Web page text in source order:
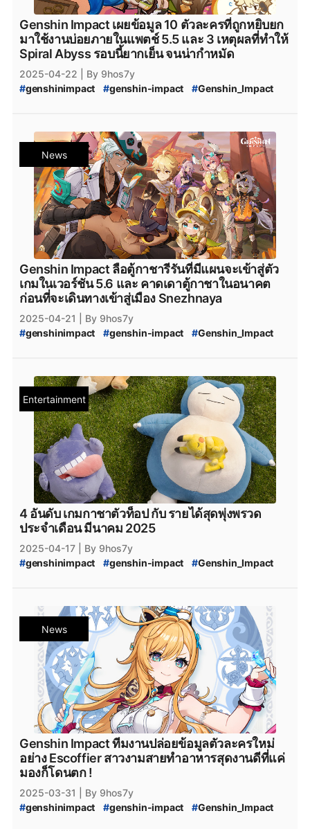
Genshin Impact เผยข้อมูล 10 ตัวละครที่ถูกหยิบยก
มาใช้งานบ่อยภายในแพตช์ 5.5 และ 3 เหตุผลที่ทำให้
Spiral Abyss รอบนี้ยากเย็น จนน่ากำหมัด
2025-04-22
| By 9hos7y
#genshinimpact #genshin-impact #Genshin_Impact
Spiral_Abyss #Spiral_Abyss_5.5
Genshin_Impact_Spiral_Abyss_5.5 #Spiral_Abyss_5.6
Genshin_Impact_Spiral_Abyss_5.6
Genshin_Impact_Natlan #Escoffier
Genshin_Impact_Escoffier
Escoffier_Genshin_impact #Ifa #Genshin_Impact_Ifa
Genshin_Impact_ข่าวใหม่ #Genshin_Impact_Updates
Genshin_Impact_อัปเดต #Genshin_Impact_ข่าว
genshin_impact_Download #genshin_impact_โหลด
#Playstation #PS5 #Genshin_Impact_5_ดาว
#PlayStation5 #Playstation5 # xbox #XboxSeriesS
#Epicgamesstore #epicgame # epicgames
#epicstore #Genshin_impact_Characters
#Genshin_Impact_ตัวละคร_5_ดาว
#HoYoverse
News
Genshin Impact ลือตู้กาชารีรันที่มีแผนจะเข้าสู่ตัว
เกมในเวอร์ชัน 5.6 และ คาดเดาตู้กาชาในอนาคต
ก่อนที่จะเดินทางเข้าสู่เมือง Snezhnaya
2025-04-21
| By 9hos7y
#genshinimpact #genshin-impact #Genshin_Impact
Genshin_Impact_5.8 #Genshin_Impact_6.0
Genshin_Impact_Sneznaya #Genshin_Impact_Natlan
#Escoffier #Genshin_Impact_Escoffier
Escoffier_Genshin_impact #Ifa #Genshin_Impact_Ifa
Genshin_Impact_ข่าวใหม่ #Genshin_Impact_Updates
Genshin_Impact_อัปเดต #Genshin_Impact_ข่าว
genshin_impact_Download #
genshin_impact_โหลด
Playstation #PS5 #Genshin_Impact_5_ดาว
PlayStation5 #Playstation5 # xbox #XboxSeriesS
#Epicgamesstore #epicgame #epicgames
#epicstore #Genshin_impact_Characters
#Genshin_Impact_ตัวละคร_5_ดาว
#HoYoverse
Entertainment
4 อันดับ เกมกาชาตัวท็อป กับ รายได้สุดพุ่งพรวด
ประจำเดือน มีนาคม 2025
2025-04-17
| By 9hos7y
#genshinimpact #genshin-impact #Genshin_Impact
Honkai:_Star_Rail_Mydei #Love_and_Deepspace
LoveandDeepspace #Honkai_Star_Rail
Honkai:Star_Rail # pokemon #Pokemon
Pokémon_TCG_Pocket #Pokémon #
Pokémon_TCG
Pokemon_TCG InFold_Pte #InFold
เกมมือถือ
เกมมือถือน่าเล่น ข่าวเกมมือถือ #เกมมือถือใหม่ #ข่าวเกม
ข่าว_Collaboration #PCgame #MobileGame
News
Genshin Impact ทีมงานปล่อยข้อมูลตัวละครใหม่
อย่าง Escoffier สาวงามสายทำอาหารสุดงานดีที่แค่
มองก็โดนตก !
2025-03-31
| By 9hos7y
#genshinimpact #genshin-impact #Genshin_Impact